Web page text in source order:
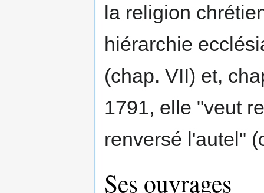
la religion
hiérarchie
(chap. VII) et,
1791, elle "veut
renversé l'autel"
Ses ouvrages